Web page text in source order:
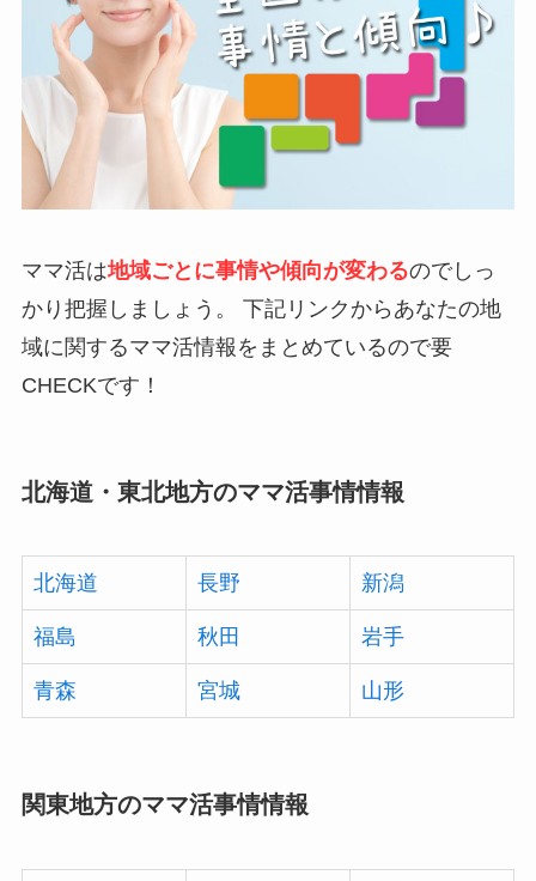
ママ活は地域ごとに事情や傾向が変わるのでしっ
かり把握しましょう 。 下記リンクからあなたの地
域に関するママ活情報をまとめているので要
CHECKです！
北海道・東北地方のママ活事情情報
北海道 長野 新潟
福島 秋田 岩手
青森 宮城 山形
関東地方のママ活事情情報